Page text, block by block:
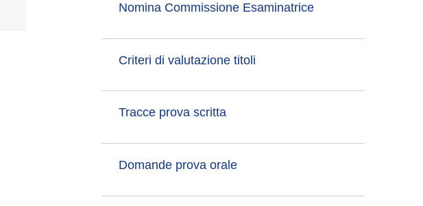
Nomina Commissione Esaminatrice
Criteri di valutazione titoli
Tracce prova scritta
Domande prova orale